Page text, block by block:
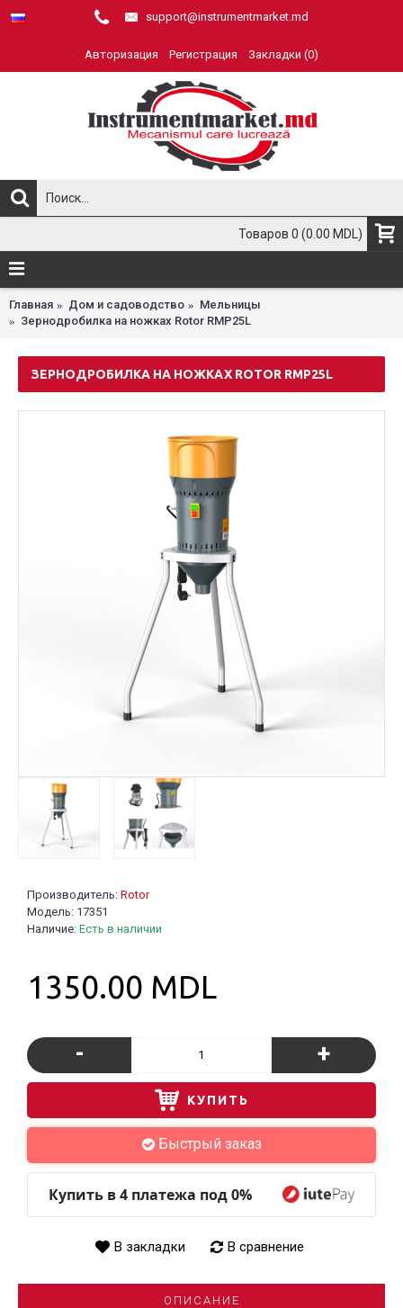
support@instrumentmarket.md
Авторизация Регистрация Закладки (0)
Товаров 0 (0.00 MDL)
Главная Дом и садоводство
Мельницы
Зернодробилка на ножках Rotor RMP25L
ЗЕРНОДРОБИЛКА НА НОЖКАХ ROTOR RMP25L
Производитель: Rotor
Модель: 17351
Наличие: Есть в наличии
1350.00 MDL
- +
КУПИТЬ
Быстрый заказ
Купить в 4 платежа под 0%
В закладки В сравнение
ОПИСАНИЕ